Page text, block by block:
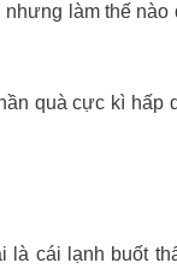
làm thế
quà cực kì hấp
cái lạnh buốt